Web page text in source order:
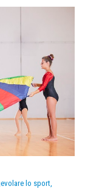
lo sport,